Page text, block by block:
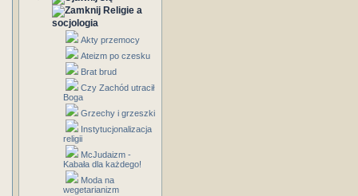
Religie a
socjologia
Akty przemocy
Ateizm po czesku
Brat brud
Czy Zachód utracił
Boga
Grzechy i grzeszki
Instytucjonalizacja
religii
McJudaizm -
Kabała dla każdego!
Moda na
wegetarianizm